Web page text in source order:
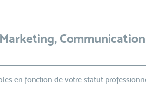
en fonction de votre statut